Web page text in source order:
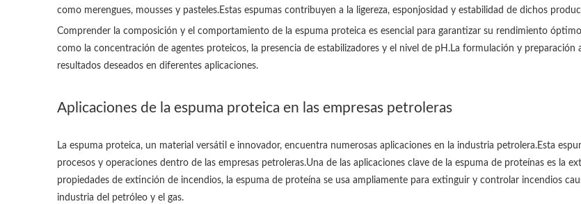
como merengues, mousses y pasteles.Estas espumas contribuyen a la ligereza, esponjosidad y estabilidad de dichos
Comprender la composición y el comportamiento de la espuma proteica es esencial para garantizar su rendimiento
como la concentración de agentes proteicos, la presencia de estabilizadores y el nivel de pH.La formulación y
resultados deseados en diferentes aplicaciones.
Aplicaciones de la espuma proteica en las empresas petroleras
La espuma proteica, un material versátil e innovador, encuentra numerosas aplicaciones en la industria petrolera.Esta
procesos y operaciones dentro de las empresas petroleras.Una de las aplicaciones clave de la espuma de proteínas es la
propiedades de extinción de incendios, la espuma de proteína se usa ampliamente para extinguir y controlar incendios
industria del petróleo y el gas.